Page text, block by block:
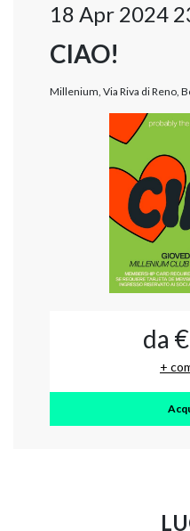
18 Apr 2024
CIAO!
Millenium, Via Riva di Reno,
da
+